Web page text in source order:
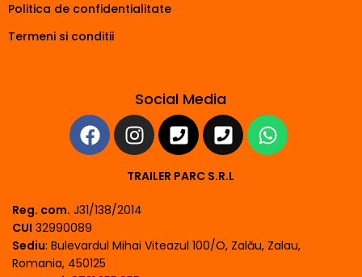
Politica de confidentialitate
Termeni si conditii
Social Media
TRAILER PARC S.R.L
Reg. com. J31/138/2014
CUI 32990089
Sediu: Bulevardul Mihai Viteazul 100/O, Zalău, Zalau,
Romania, 450125